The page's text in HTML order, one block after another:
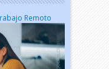
Remoto